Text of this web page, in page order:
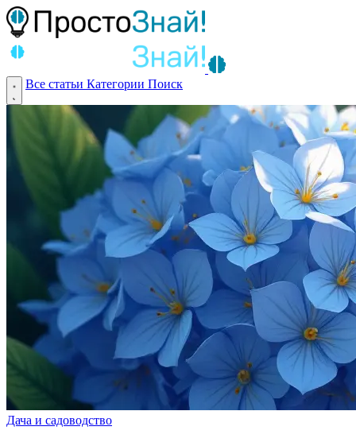
Все статьи Категории Поиск
Дача и садоводство